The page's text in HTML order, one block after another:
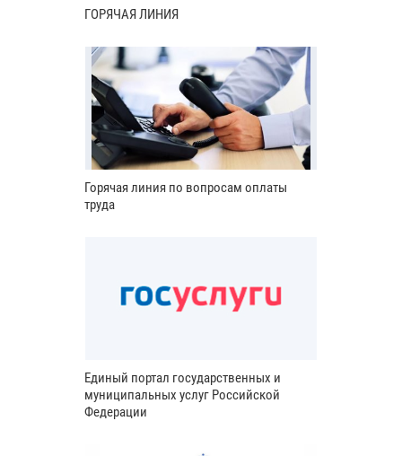
ГОРЯЧАЯ ЛИНИЯ
Горячая линия по вопросам оплаты
труда
Единый портал государственных и
муниципальных услуг Российской
Федерации